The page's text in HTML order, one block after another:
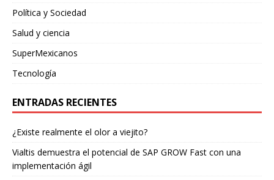
Política y Sociedad
Salud y ciencia
SuperMexicanos
Tecnología
ENTRADAS RECIENTES
¿Existe realmente el olor a viejito?
Vialtis demuestra el potencial de SAP GROW Fast con una
implementación ágil